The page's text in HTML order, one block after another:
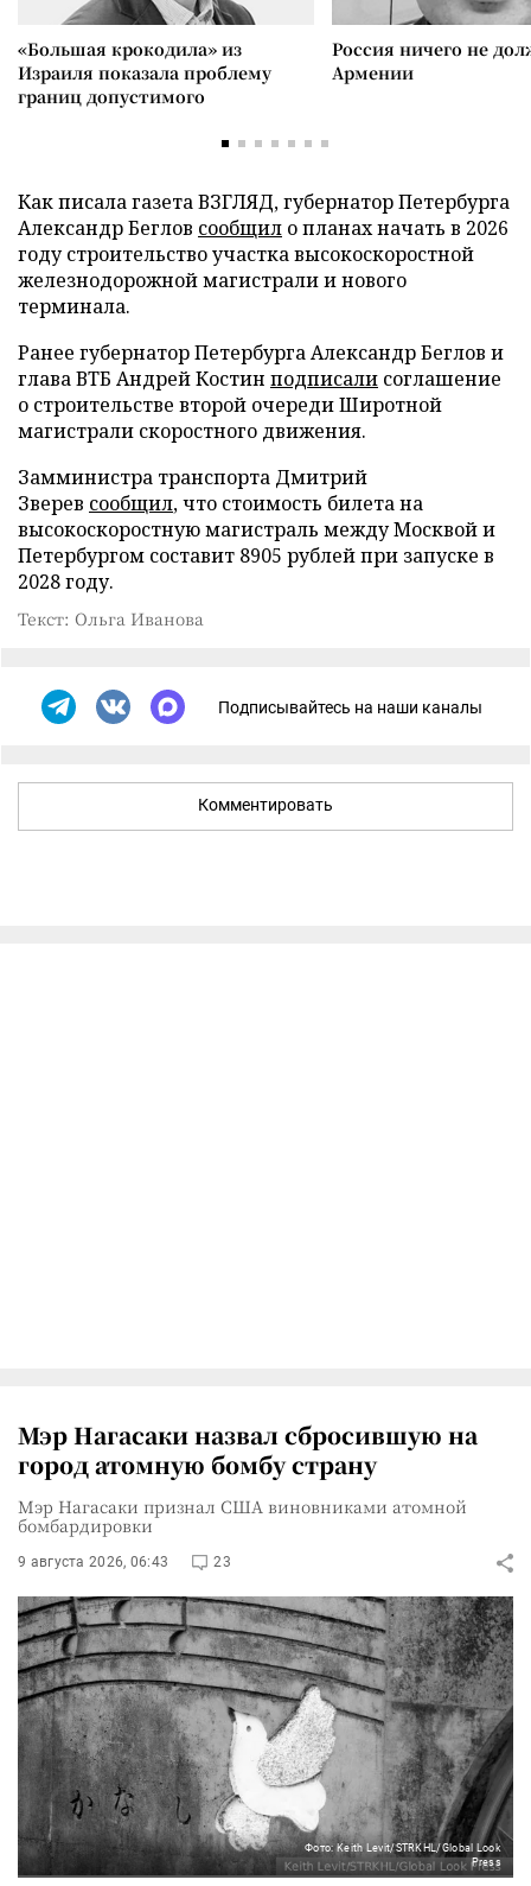
«Большая крокодила» из
Израиля показала проблему
границ допустимого
Россия ничего не
Армении
Как писала газета ВЗГЛЯД, губернатор Петербурга
Александр Беглов сообщил о планах начать в 2026
году строительство участка высокоскоростной
железнодорожной магистрали и нового
терминала.
Ранее губернатор Петербурга Александр Беглов и
глава ВТБ Андрей Костин подписали соглашение
о строительстве второй очереди Широтной
магистрали скоростного движения.
Замминистра транспорта Дмитрий
Зверев сообщил, что стоимость билета на
высокоскоростную магистраль между Москвой и
Петербургом составит 8905 рублей при запуске в
2028 году.
Текст: Ольга Иванова
Подписывайтесь на наши каналы
Комментировать
Мэр Нагасаки назвал сбросившую на
город атомную бомбу страну
Мэр Нагасаки признал США виновниками атомной
бомбардировки
9 августа 2026, 06:43 23
Фото: Keith Levit/STRKHL/Global Look
Press